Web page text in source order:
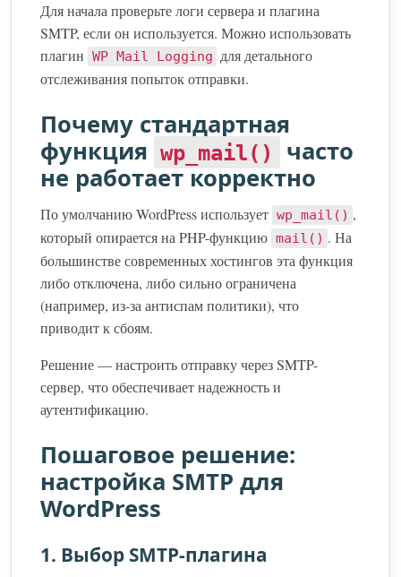
Для начала проверьте логи сервера и плагина
SMTP, если он используется. Можно использовать
плагин WP Mail Logging для детального
отслеживания попыток отправки.
Почему стандартная
функция wp_mail()
часто
не работает корректно
По умолчанию WordPress использует wp_mail() ,
который опирается на PHP-функцию mail() . На
большинстве современных хостингов эта функция
либо отключена, либо сильно ограничена
(например, из-за антиспам политики), что
приводит к сбоям.
Решение — настроить отправку через SMTP-
сервер, что обеспечивает надежность и
аутентификацию.
Пошаговое решение:
настройка SMTP для
WordPress
1. Выбор SMTP-плагина